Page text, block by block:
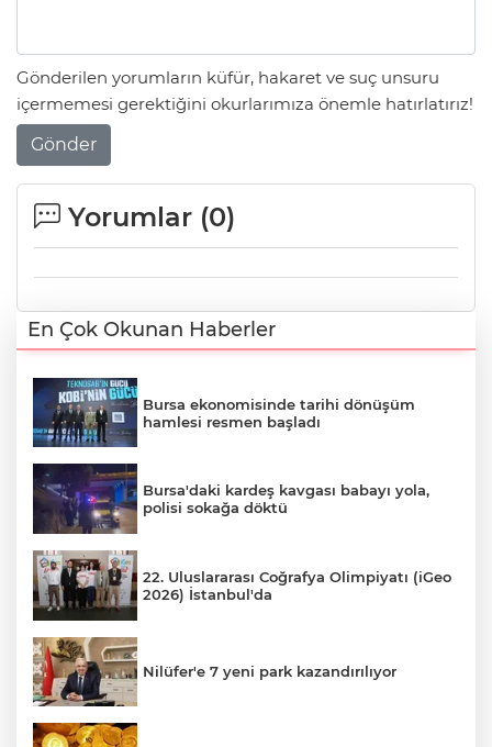
Gönderilen yorumların küfür, hakaret ve suç unsuru
içermemesi gerektiğini okurlarımıza önemle hatırlatırız!
Gönder
Yorumlar (0)
En Çok Okunan Haberler
Bursa ekonomisinde tarihi dönüşüm
hamlesi resmen başladı
Bursa'daki kardeş kavgası babayı yola,
polisi sokağa döktü
22. Uluslararası Coğrafya Olimpiyatı (iGeo
2026) İstanbul'da
Nilüfer'e 7 yeni park kazandırılıyor